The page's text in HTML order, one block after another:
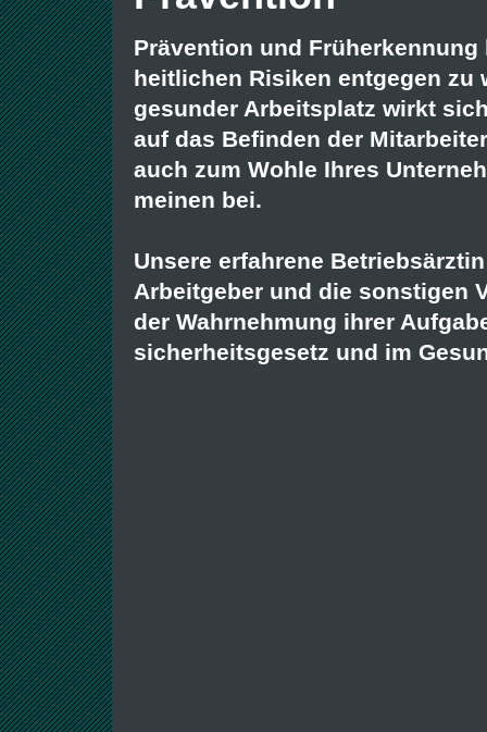
Prävention und Früherkennung
heitlichen Risiken entgegen zu
gesunder Arbeitsplatz wirkt
auf das Befinden der
auch zum Wohle Ihres
meinen bei.
Unsere erfahrene
Arbeitgeber und die sonstigen
der Wahrnehmung ihrer
sicherheitsgesetz und im